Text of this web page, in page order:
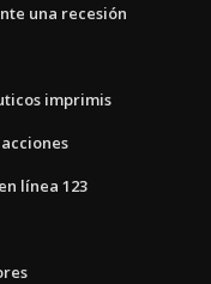
una recesión
imprimis
línea 123